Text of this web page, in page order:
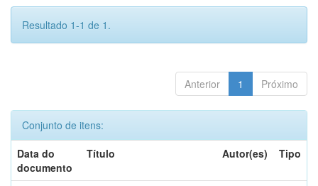
Resultado 1-1 de 1.
Anterior 1 Próximo
Conjunto de itens:
Data do
documento
Título Autor(es) Tipo